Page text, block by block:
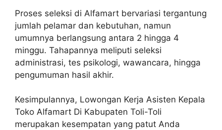
Proses seleksi di Alfamart bervariasi tergantung
jumlah pelamar dan kebutuhan, namun
umumnya berlangsung antara 2 hingga 4
minggu. Tahapannya meliputi seleksi
administrasi, tes psikologi, wawancara, hingga
pengumuman hasil akhir.
Kesimpulannya, Lowongan Kerja Asisten Kepala
Toko Alfamart Di Kabupaten Toli-Toli
merupakan kesempatan yang patut Anda